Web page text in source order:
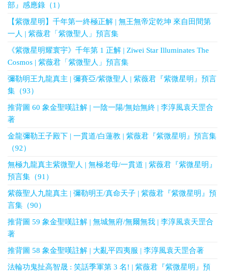
部』感應錄（1）
【紫微星明】千年第一終極正解 | 無王無帝定乾坤 來自田間第
一人 | 紫薇君「紫微聖人」預言集
《紫微星明耀寰宇》千年第 1 正解 | Ziwei Star Illuminates The
Cosmos | 紫薇君「紫微聖人」預言集
彌勒明王九龍真主 | 彌賽亞/紫微聖人 | 紫薇君『紫微星明』預言
集（93）
推背圖 60 象金聖嘆註解 | 一陰一陽/無始無終 | 李淳風袁天罡合
著
金龍彌勒王子殿下 | 一貫道/白蓮教 | 紫薇君『紫微星明』預言集
（92）
無極九龍真主紫微聖人 | 無極老母/一貫道 | 紫薇君『紫微星明』
預言集（91）
紫薇聖人九龍真主 | 彌勒明王/真命天子 | 紫薇君『紫微星明』預
言集（90）
推背圖 59 象金聖嘆註解 | 無城無府/無爾無我 | 李淳風袁天罡合
著
推背圖 58 象金聖嘆註解 | 大亂平四夷服 | 李淳風袁天罡合著
法輪功鬼扯高智晟 : 笑話季軍第 3 名! | 紫薇君『紫微星明』預